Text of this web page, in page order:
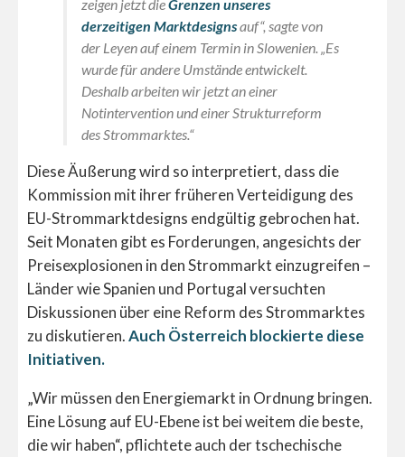
zeigen jetzt dieGrenzen unseres
derzeitigen Marktdesignsauf“, sagte von
der Leyen auf einem Termin in Slowenien. „Es
wurde für andere Umstände entwickelt.
Deshalb arbeiten wir jetzt an einer
Notintervention und einer Strukturreform
des Strommarktes.“
Diese Äußerung wird so interpretiert, dass die
Kommission mit ihrer früheren Verteidigung des
EU-Strommarktdesigns endgültig gebrochen hat.
Seit Monaten gibt es Forderungen, angesichts der
Preisexplosionen in den Strommarkt einzugreifen –
Länder wie Spanien und Portugal versuchten
Diskussionen über eine Reform des Strommarktes
zu diskutieren.Auch Österreich blockierte diese
Initiativen.
„Wir müssen den Energiemarkt in Ordnung bringen.
Eine Lösung auf EU-Ebene ist bei weitem die beste,
die wir haben“, pflichtete auch der tschechische